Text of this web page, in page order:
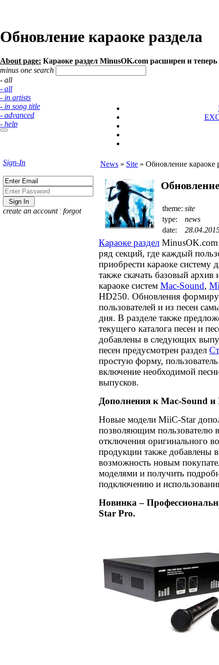
Обновление караоке раздела
About page: Караоке раздел MinusOK.com расширен и
minus one search
- all
- all
- in artists
- in song title
- advanced
- help
Sign-In
create an account ¦ forgot
News » Site » Обновление караоке
theme: site
type:
news
date:
Караоке раздел MinusOK.com
ряд секций, где каждый
приобрести караоке систему
также скачать базовый архив
караоке систем Mac-Sound,
HD250. Обновления
пользователей и из песен
дня. В разделе также
текущего каталога песен и
добавлены в следующих
песен предусмотрен раздел
простую форму,
включение необходимой
выпусков.
Дополнения к Mac-Sound
Новые модели MiiC-Star
позволяющим пользователю
отключения оригинального
продукции также добавлены
возможность новым
моделями и получить
подключению и
Новинка –
Star Pro.